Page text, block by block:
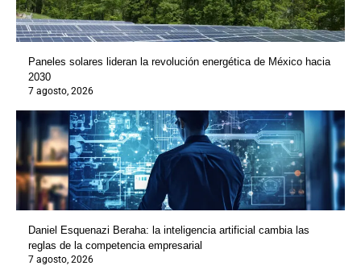
Paneles solares lideran la revolución energética de México hacia
2030
7 agosto, 2026
Daniel Esquenazi Beraha: la inteligencia artificial cambia las
reglas de la competencia empresarial
7 agosto, 2026